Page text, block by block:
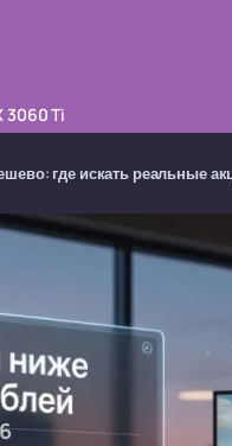
3060 Ti
где искать реальные